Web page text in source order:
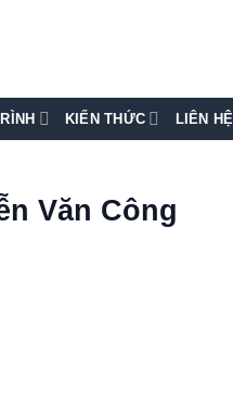
KIẾN THỨC LIÊN HỆ
Văn Công